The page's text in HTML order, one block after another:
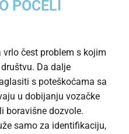
POČELI
vrlo čest problem s kojim
Da dalje
s poteškoćama sa
u dobijanju vozačke
boravišne dozvole.
samo za identifikaciju,